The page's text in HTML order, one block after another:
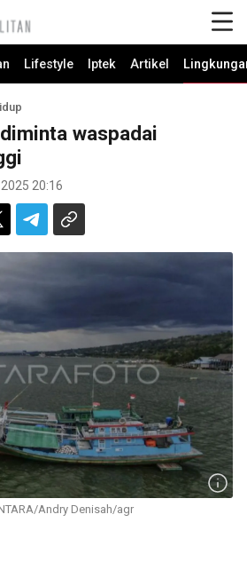
Lifestyle Iptek Artikel
waspadai
20:16
Andry Denisah/agr